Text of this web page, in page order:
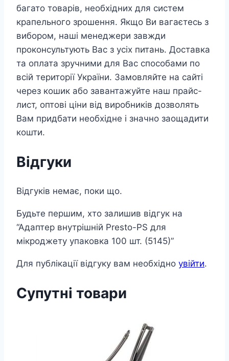
багато товарів, необхідних для систем
крапельного зрошення. Якщо Ви вагаєтесь з
вибором, наші менеджери завжди
проконсультують Вас з усіх питань. Доставка
та оплата зручними для Вас способами по
всій території України. Замовляйте на сайті
через кошик або завантажуйте наш прайс-
лист, оптові ціни від виробників дозволять
Вам придбати необхідне і значно заощадити
кошти.
Відгуки
Відгуків немає, поки що.
Будьте першим, хто залишив відгук на
“Адаптер внутрішній Presto-PS для
мікроджету упаковка 100 шт. (5145)”
Для публікації відгуку вам необхідно увійти.
Супутні товари